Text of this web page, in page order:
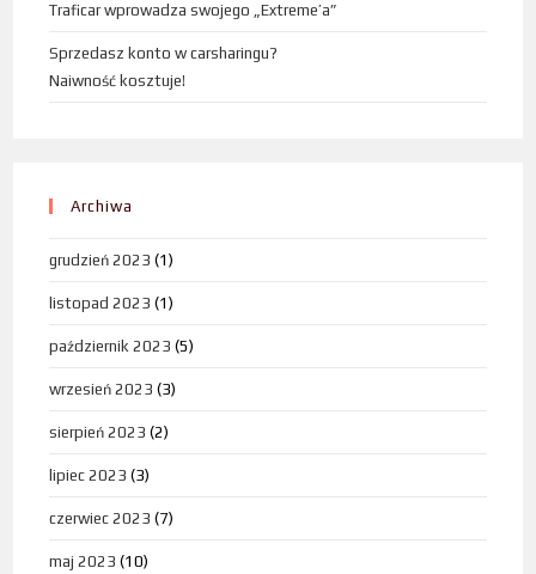
Traficar wprowadza swojego „Extreme’a”
Sprzedasz konto w carsharingu?
Naiwność kosztuje!
Archiwa
grudzień 2023 (1)
listopad 2023 (1)
październik 2023 (5)
wrzesień 2023 (3)
sierpień 2023 (2)
lipiec 2023 (3)
czerwiec 2023 (7)
maj 2023 (10)